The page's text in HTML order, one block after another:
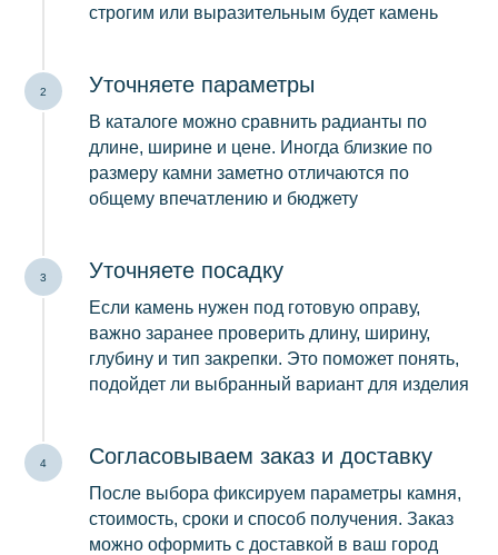
строгим или выразительным будет камень
Уточняете параметры
В каталоге можно сравнить радианты по
длине, ширине и цене. Иногда близкие по
размеру камни заметно отличаются по
общему впечатлению и бюджету
Уточняете посадку
Если камень нужен под готовую оправу,
важно заранее проверить длину, ширину,
глубину и тип закрепки. Это поможет понять,
подойдет ли выбранный вариант для изделия
Согласовываем заказ и доставку
После выбора фиксируем параметры камня,
стоимость, сроки и способ получения. Заказ
можно оформить с доставкой в ваш город